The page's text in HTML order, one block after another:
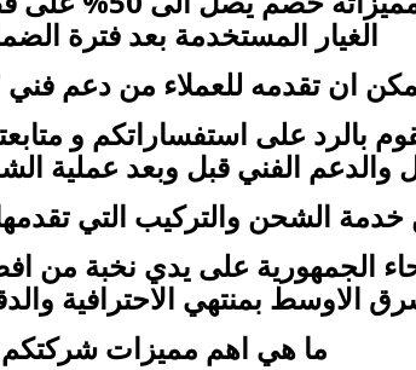
الغيار المستخدمة بعد فترة
ان تقدمه للعملاء من دعم
بالرد على استفساراتكم و
والدعم الفني قبل وبعد عملية
خدمة الشحن والتركيب التي
الجمهورية على يدي نخبة من
الاوسط بمنتهي الاحترافية
ما هي اهم مميزات